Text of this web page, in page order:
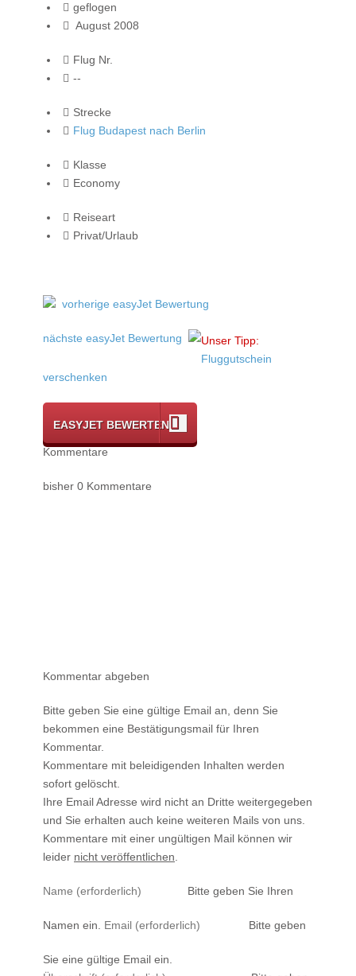
geflogen
August 2008
Flug Nr.
--
Strecke
Flug Budapest nach Berlin
Klasse
Economy
Reiseart
Privat/Urlaub
vorherige easyJet Bewertung
nächste easyJet Bewertung
Unser Tipp:
Fluggutschein
verschenken
EASYJET BEWERTEN
Kommentare
bisher 0 Kommentare
Kommentar abgeben
Bitte geben Sie eine gültige Email an, denn Sie
bekommen eine Bestätigungsmail für Ihren
Kommentar.
Kommentare mit beleidigenden Inhalten werden
sofort gelöscht.
Ihre Email Adresse wird nicht an Dritte weitergegeben
und Sie erhalten auch keine weiteren Mails von uns.
Kommentare mit einer ungültigen Mail können wir
leider nicht veröffentlichen
Bitte geben Sie Ihren
Namen ein. Bitte geben
Sie eine gültige Email ein.